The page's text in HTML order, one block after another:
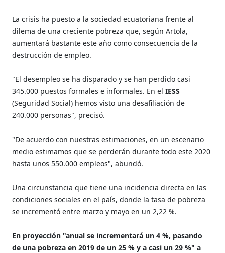
La crisis ha puesto a la sociedad ecuatoriana frente al
dilema de una creciente pobreza que, según Artola,
aumentará bastante este año como consecuencia de la
destrucción de empleo.
"El desempleo se ha disparado y se han perdido casi
345.000 puestos formales e informales. En el IESS
(Seguridad Social) hemos visto una desafiliación de
240.000 personas", precisó.
"De acuerdo con nuestras estimaciones, en un escenario
medio estimamos que se perderán durante todo este 2020
hasta unos 550.000 empleos", abundó.
Una circunstancia que tiene una incidencia directa en las
condiciones sociales en el país, donde la tasa de pobreza
se incrementó entre marzo y mayo en un 2,22 %.
En proyección "anual se incrementará un 4 %, pasando
de una pobreza en 2019 de un 25 % y a casi un 29 %" a